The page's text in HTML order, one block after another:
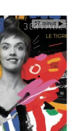
57 minut